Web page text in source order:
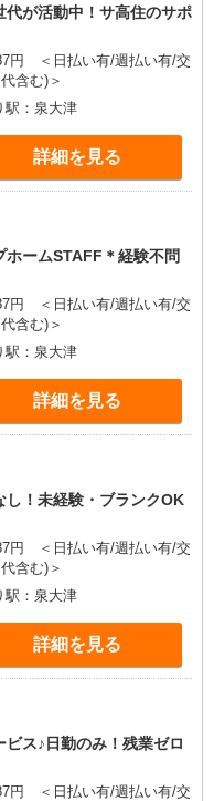
代が活動中！サ高住のサポ
円 ＜日払い有/週払い有/交
含む)＞
駅：泉大津
詳細を見る
ホームSTAFF＊経験不問
円 ＜日払い有/週払い有/交
含む)＞
駅：泉大津
詳細を見る
！未経験・ブランクOK
円 ＜日払い有/週払い有/交
含む)＞
駅：泉大津
詳細を見る
ビス♪日勤のみ！残業ゼロ
円 ＜日払い有/週払い有/交